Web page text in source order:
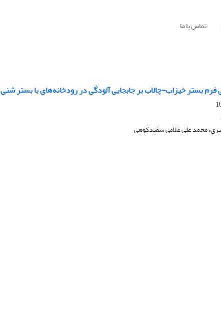
تماس با ما
بستر خیزاب-‌چالاب بر جابجایی آلودگی در رودخانه‌های با بستر شنی
محمد علی غلامی سفیدکوهی